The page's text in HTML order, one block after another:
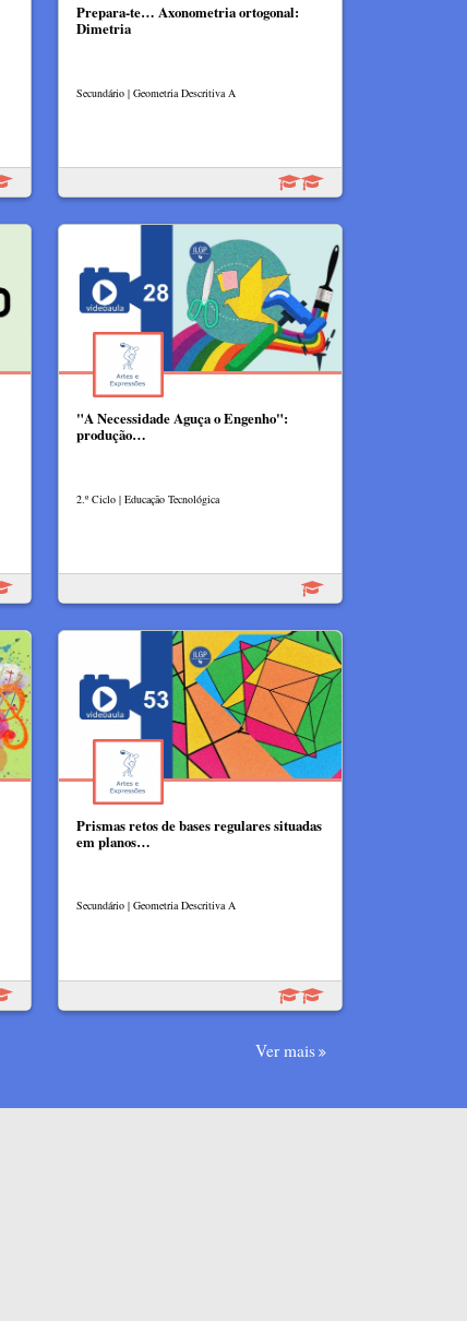
Prepara-te… Axonometria ortogonal:
Dimetria
Secundário | Geometria Descritiva A
"A Necessidade Aguça o Engenho":
produção…
2.º Ciclo | Educação Tecnológica
Prismas retos de bases regulares situadas
em planos…
Secundário | Geometria Descritiva A
Ver mais